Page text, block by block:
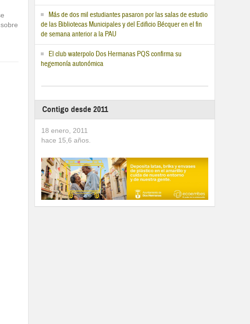
Más de dos mil estudiantes pasaron por las salas de estudio
de las Bibliotecas Municipales y del Edificio Bécquer en el fin
de semana anterior a la PAU
El club waterpolo Dos Hermanas PQS confirma su
hegemonía autonómica
Contigo desde 2011
18 enero, 2011
hace 15,6 años.